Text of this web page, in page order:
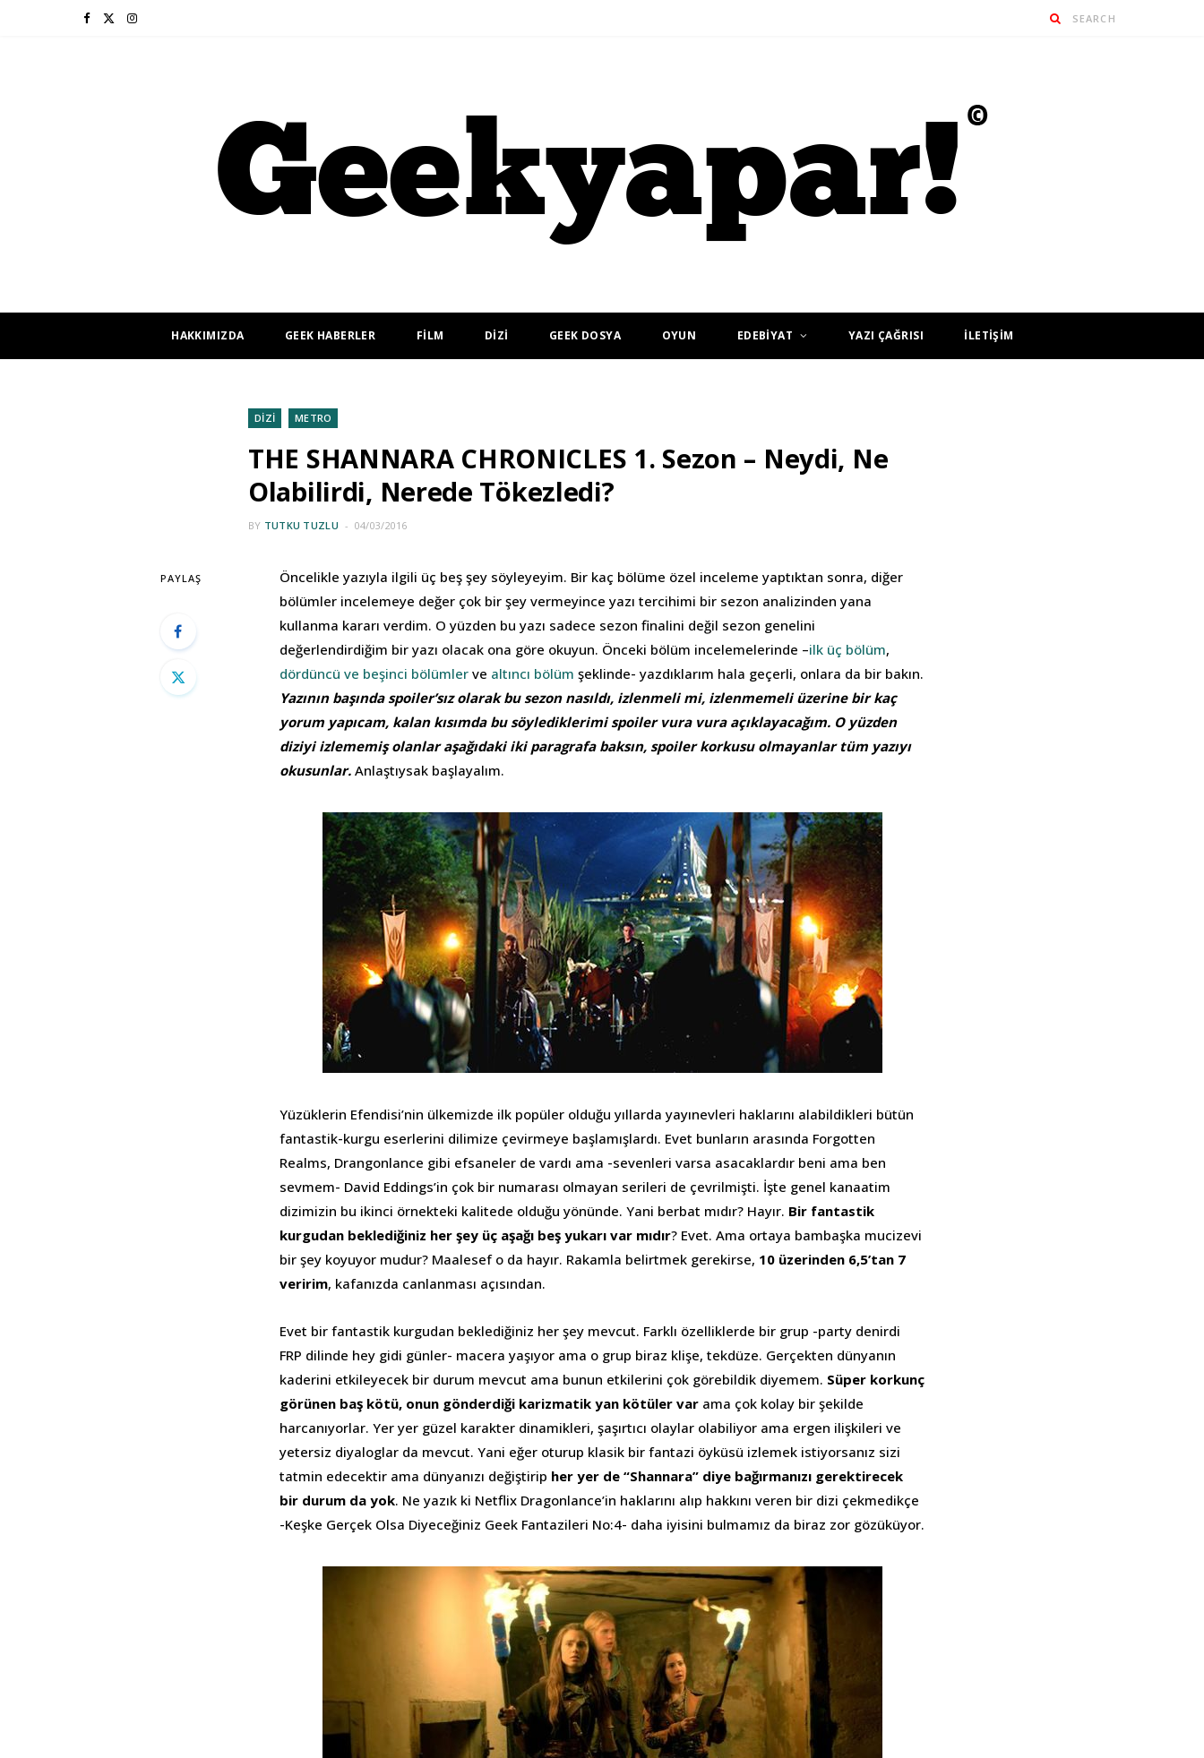
F I
HAKKIMIZDA GEEK HABERLER FİLM DİZİ GEEK DOSYA OYUN EDEBİYAT YAZI ÇAĞRISI İLETİŞİM
DİZİ METRO
THE SHANNARA CHRONICLES 1. Sezon – Neydi, Ne
Olabilirdi, Nerede Tökezledi?
BY TUTKU TUZLU 04/03/2016
PAYLAŞ
Öncelikle yazıyla ilgili üç beş şey söyleyeyim. Bir kaç bölüme özel inceleme yaptıktan sonra, diğer
bölümler incelemeye değer çok bir şey vermeyince yazı tercihimi bir sezon analizinden yana
kullanma kararı verdim. O yüzden bu yazı sadece sezon finalini değil sezon genelini
değerlendirdiğim bir yazı olacak ona göre okuyun. Önceki bölüm incelemelerinde –ilk üç bölüm,
dördüncü ve beşinci bölümler ve altıncı bölüm şeklinde- yazdıklarım hala geçerli, onlara da bir bakın.
Yazının başında spoiler’sız olarak bu sezon nasıldı, izlenmeli mi, izlenmemeli üzerine bir kaç
yorum yapıcam, kalan kısımda bu söylediklerimi spoiler vura vura açıklayacağım. O yüzden
diziyi izlememiş olanlar aşağıdaki iki paragrafa baksın, spoiler korkusu olmayanlar tüm yazıyı
okusunlar. Anlaştıysak başlayalım.
Yüzüklerin Efendisi’nin ülkemizde ilk popüler olduğu yıllarda yayınevleri haklarını alabildikleri bütün
fantastik-kurgu eserlerini dilimize çevirmeye başlamışlardı. Evet bunların arasında Forgotten
Realms, Drangonlance gibi efsaneler de vardı ama -sevenleri varsa asacaklardır beni ama ben
sevmem- David Eddings’in çok bir numarası olmayan serileri de çevrilmişti. İşte genel kanaatim
dizimizin bu ikinci örnekteki kalitede olduğu yönünde. Yani berbat mıdır? Hayır. Bir fantastik
kurgudan beklediğiniz her şey üç aşağı beş yukarı var mıdır? Evet. Ama ortaya bambaşka mucizevi
bir şey koyuyor mudur? Maalesef o da hayır. Rakamla belirtmek gerekirse, 10 üzerinden 6,5’tan 7
veririm, kafanızda canlanması açısından.
Evet bir fantastik kurgudan beklediğiniz her şey mevcut. Farklı özelliklerde bir grup -party denirdi
FRP dilinde hey gidi günler- macera yaşıyor ama o grup biraz klişe, tekdüze. Gerçekten dünyanın
kaderini etkileyecek bir durum mevcut ama bunun etkilerini çok görebildik diyemem. Süper korkunç
görünen baş kötü, onun gönderdiği karizmatik yan kötüler var ama çok kolay bir şekilde
harcanıyorlar. Yer yer güzel karakter dinamikleri, şaşırtıcı olaylar olabiliyor ama ergen ilişkileri ve
yetersiz diyaloglar da mevcut. Yani eğer oturup klasik bir fantazi öyküsü izlemek istiyorsanız sizi
tatmin edecektir ama dünyanızı değiştirip her yer de “Shannara” diye bağırmanızı gerektirecek
bir durum da yok. Ne yazık ki Netflix Dragonlance’in haklarını alıp hakkını veren bir dizi çekmedikçe
-Keşke Gerçek Olsa Diyeceğiniz Geek Fantazileri No:4- daha iyisini bulmamız da biraz zor gözüküyor.